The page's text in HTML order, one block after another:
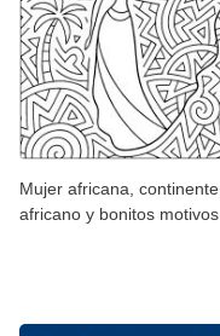
Mujer africana, continente
africano y bonitos motivos